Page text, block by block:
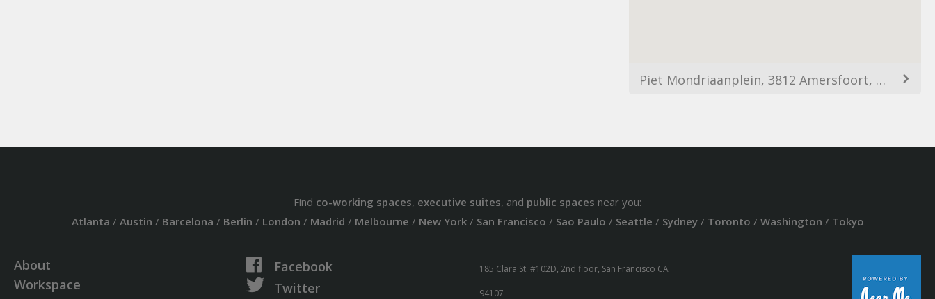
Piet Mondriaanplein, 3812 Amersfoort, Netherlands
Find co-working spaces, executive suites, and public spaces near you:
Atlanta / Austin / Barcelona / Berlin / London / Madrid / Melbourne / New York/ San Francisco / Sao Paulo / Seattle / Sydney/ Toronto / Washington / Tokyo
About
Workspace
Facebook
Twitter
185 Clara St. #102D, 2nd floor, San Francisco CA
94107